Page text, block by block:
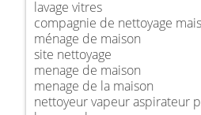
lavage vitres
compagnie de nettoyage
ménage de maison
site nettoyage
menage de maison
menage de la maison
nettoyeur vapeur aspirateur